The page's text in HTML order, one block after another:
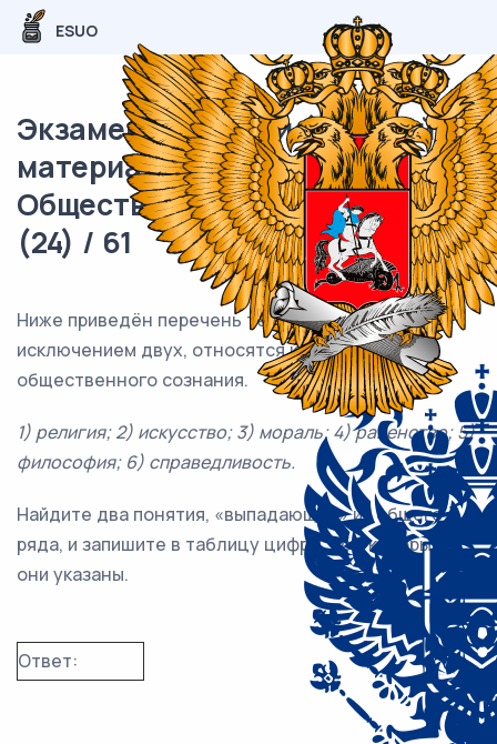
ESUO
Экзаменационный (типовой)
материал ЕГЭ /
Обществознание / 01 задание
(24) / 61
Ниже приведён перечень терминов. Все они, за
исключением двух, относятся к формам
общественного сознания.
1) религия; 2) искусство; 3) мораль; 4) равенство; 5)
философия; 6) справедливость.
Найдите два понятия, «выпадающие» из общего
ряда, и запишите в таблицу цифры, под которыми
они указаны.
Ответ: